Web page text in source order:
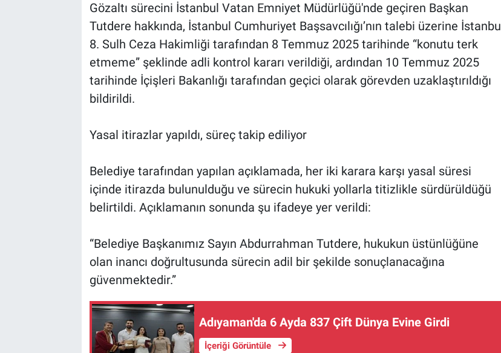
Gözaltı sürecini İstanbul Vatan Emniyet Müdürlüğü'nde geçiren Başkan
Tutdere hakkında, İstanbul Cumhuriyet Başsavcılığı’nın talebi üzerine İstanbul
8. Sulh Ceza Hakimliği tarafından 8 Temmuz 2025 tarihinde “konutu terk
etmeme” şeklinde adli kontrol kararı verildiği, ardından 10 Temmuz 2025
tarihinde İçişleri Bakanlığı tarafından geçici olarak görevden uzaklaştırıldığı
bildirildi.
Yasal itirazlar yapıldı, süreç takip ediliyor
Belediye tarafından yapılan açıklamada, her iki karara karşı yasal süresi
içinde itirazda bulunulduğu ve sürecin hukuki yollarla titizlikle sürdürüldüğü
belirtildi. Açıklamanın sonunda şu ifadeye yer verildi:
“Belediye Başkanımız Sayın Abdurrahman Tutdere, hukukun üstünlüğüne
olan inancı doğrultusunda sürecin adil bir şekilde sonuçlanacağına
güvenmektedir.”
Adıyaman'da 6 Ayda 837 Çift Dünya Evine Girdi
İçeriği Görüntüle